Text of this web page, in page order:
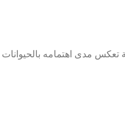
تعكس مدى اهتمامه بالحيوانات